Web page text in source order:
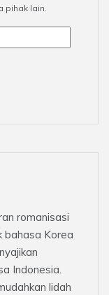
lain.
romanisasi
bahasa Korea
Indonesia.
lidah